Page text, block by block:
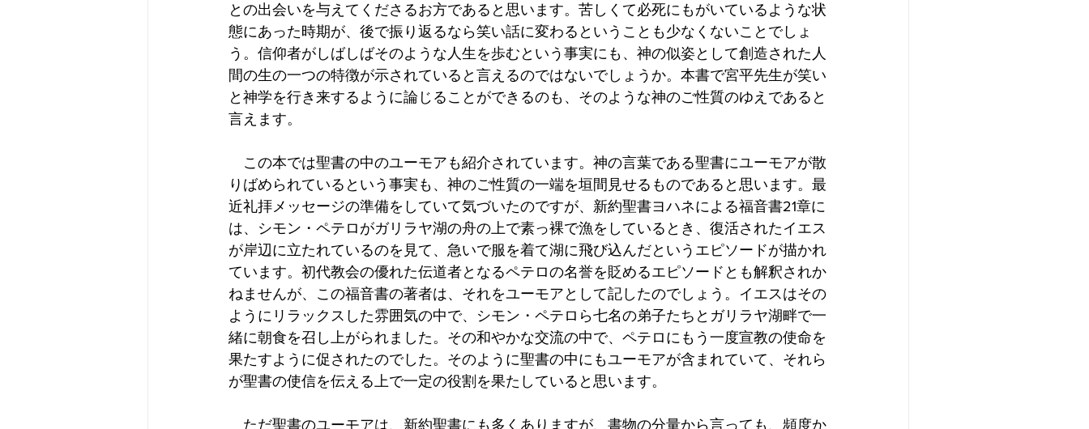
との出会いを与えてくださるお方であると思います。苦しくて必死にもがいているような状
態にあった時期が、後で振り返るなら笑い話に変わるということも少なくないことでしょ
う。信仰者がしばしばそのような人生を歩むという事実にも、神の似姿として創造された人
間の生の一つの特徴が示されていると言えるのではないでしょうか。本書で宮平先生が笑い
と神学を行き来するように論じることができるのも、そのような神のご性質のゆえであると
言えます。
この本では聖書の中のユーモアも紹介されています。神の言葉である聖書にユーモアが散
りばめられているという事実も、神のご性質の一端を垣間見せるものであると思います。最
近礼拝メッセージの準備をしていて気づいたのですが、新約聖書ヨハネによる福音書21章に
は、シモン・ペテロがガリラヤ湖の舟の上で素っ裸で漁をしているとき、復活されたイエス
が岸辺に立たれているのを見て、急いで服を着て湖に飛び込んだというエピソードが描かれ
ています。初代教会の優れた伝道者となるペテロの名誉を貶めるエピソードとも解釈されか
ねませんが、この福音書の著者は、それをユーモアとして記したのでしょう。イエスはその
ようにリラックスした雰囲気の中で、シモン・ペテロら七名の弟子たちとガリラヤ湖畔で一
緒に朝食を召し上がられました。その和やかな交流の中で、ペテロにもう一度宣教の使命を
果たすように促されたのでした。そのように聖書の中にもユーモアが含まれていて、それら
が聖書の使信を伝える上で一定の役割を果たしていると思います。
ただ聖書のユーモアは、新約聖書にも多くありますが、書物の分量から言っても、頻度か